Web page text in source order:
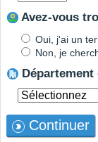
Avez-vous
Oui, j'ai un
Non, je
Continuer